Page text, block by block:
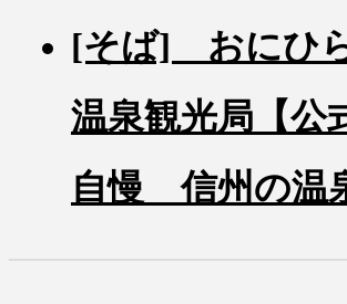
[そば] おにひ
温泉観光局【公
自慢 信州の温